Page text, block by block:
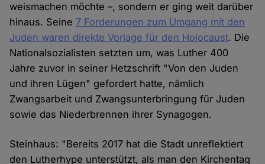
weismachen möchte –, sondern er ging weit darüber
hinaus. Seine 7 Forderungen zum Umgang mit den
Juden waren direkte Vorlage für den Holocaust. Die
Nationalsozialisten setzten um, was Luther 400
Jahre zuvor in seiner Hetzschrift "Von den Juden
und ihren Lügen" gefordert hatte, nämlich
Zwangsarbeit und Zwangsunterbringung für Juden
sowie das Niederbrennen ihrer Synagogen.
Steinhaus: "Bereits 2017 hat die Stadt unreflektiert
den Lutherhype unterstützt, als man den Kirchentag